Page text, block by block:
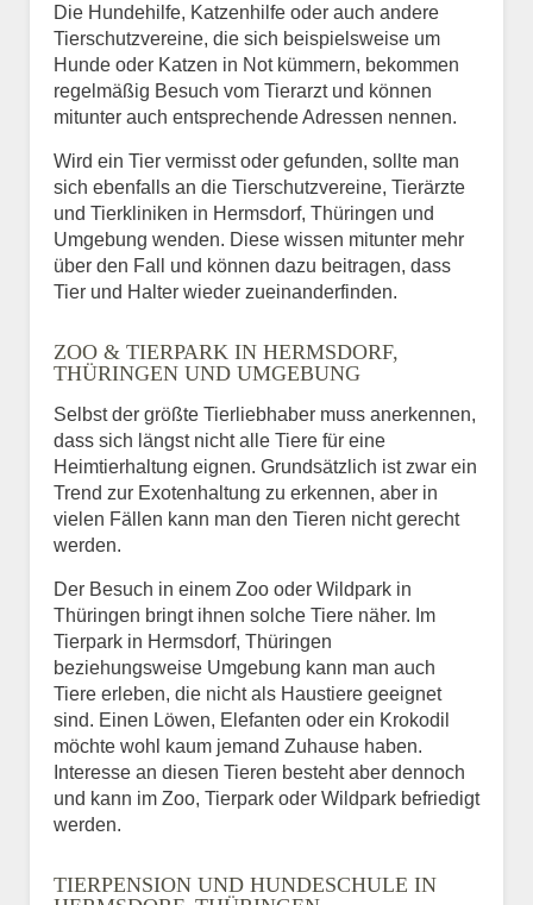
Die Hundehilfe, Katzenhilfe oder auch andere
Tierschutzvereine, die sich beispielsweise um
Hunde oder Katzen in Not kümmern, bekommen
regelmäßig Besuch vom Tierarzt und können
mitunter auch entsprechende Adressen nennen.
Wird ein Tier vermisst oder gefunden, sollte man
sich ebenfalls an die Tierschutzvereine, Tierärzte
und Tierkliniken in Hermsdorf, Thüringen und
Umgebung wenden. Diese wissen mitunter mehr
über den Fall und können dazu beitragen, dass
Tier und Halter wieder zueinanderfinden.
ZOO & TIERPARK IN HERMSDORF,
THÜRINGEN UND UMGEBUNG
Selbst der größte Tierliebhaber muss anerkennen,
dass sich längst nicht alle Tiere für eine
Heimtierhaltung eignen. Grundsätzlich ist zwar ein
Trend zur Exotenhaltung zu erkennen, aber in
vielen Fällen kann man den Tieren nicht gerecht
werden.
Der Besuch in einem Zoo oder Wildpark in
Thüringen bringt ihnen solche Tiere näher. Im
Tierpark in Hermsdorf, Thüringen
beziehungsweise Umgebung kann man auch
Tiere erleben, die nicht als Haustiere geeignet
sind. Einen Löwen, Elefanten oder ein Krokodil
möchte wohl kaum jemand Zuhause haben.
Interesse an diesen Tieren besteht aber dennoch
und kann im Zoo, Tierpark oder Wildpark befriedigt
werden.
TIERPENSION UND HUNDESCHULE IN